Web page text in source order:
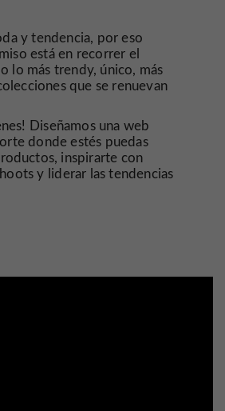
y tendencia, por eso
estáen recorrer el
lo más trendy, único, más
que se renuevan
Diseñamos una web
donde estés puedas
inspirarte con
y liderar las tendencias